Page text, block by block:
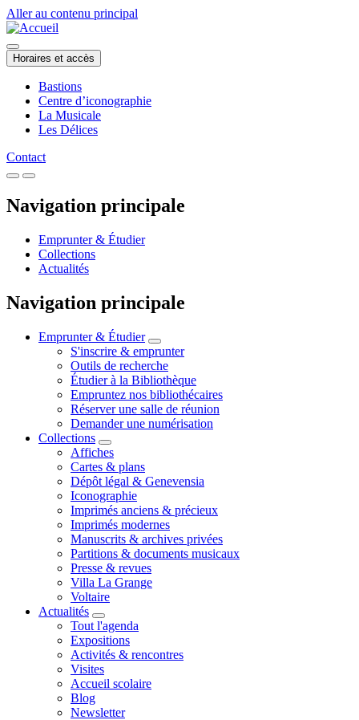
Aller au contenu principal
Horaires et accès
Bastions
Centre d’iconographie
La Musicale
Les Délices
Contact
Navigation principale
Emprunter & Étudier
Collections
Actualités
Navigation principale
Emprunter & Étudier
S'inscrire & emprunter
Outils de recherche
Étudier à la Bibliothèque
Empruntez nos bibliothécaires
Réserver une salle de réunion
Demander une numérisation
Collections
Affiches
Cartes & plans
Dépôt légal & Genevensia
Iconographie
Imprimés anciens & précieux
Imprimés modernes
Manuscrits & archives privées
Partitions & documents musicaux
Presse & revues
Villa La Grange
Voltaire
Actualités
Tout l'agenda
Expositions
Activités & rencontres
Visites
Accueil scolaire
Blog
Newsletter